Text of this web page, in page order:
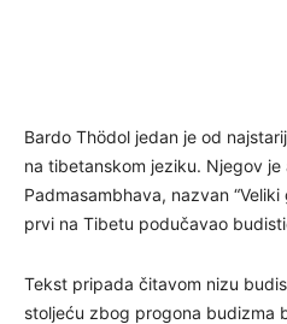
Bardo Thödol jedan je od
na tibetanskom jeziku. Njegov
Padmasambhava, nazvan
prvi na Tibetu podučavao
Tekst pripada čitavom nizu
stoljeću zbog progona budizma